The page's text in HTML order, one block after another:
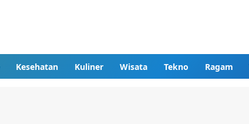
Kesehatan Kuliner Wisata Tekno Ragam